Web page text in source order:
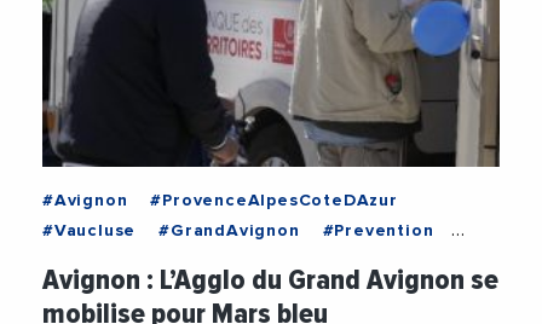
#Avignon
#ProvenceAlpesCoteDAzur
#Vaucluse
#GrandAvignon
#Prevention
Avignon : L’Agglo du Grand Avignon se
mobilise pour Mars bleu